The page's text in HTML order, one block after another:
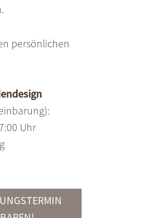
persönlichen
Uhr